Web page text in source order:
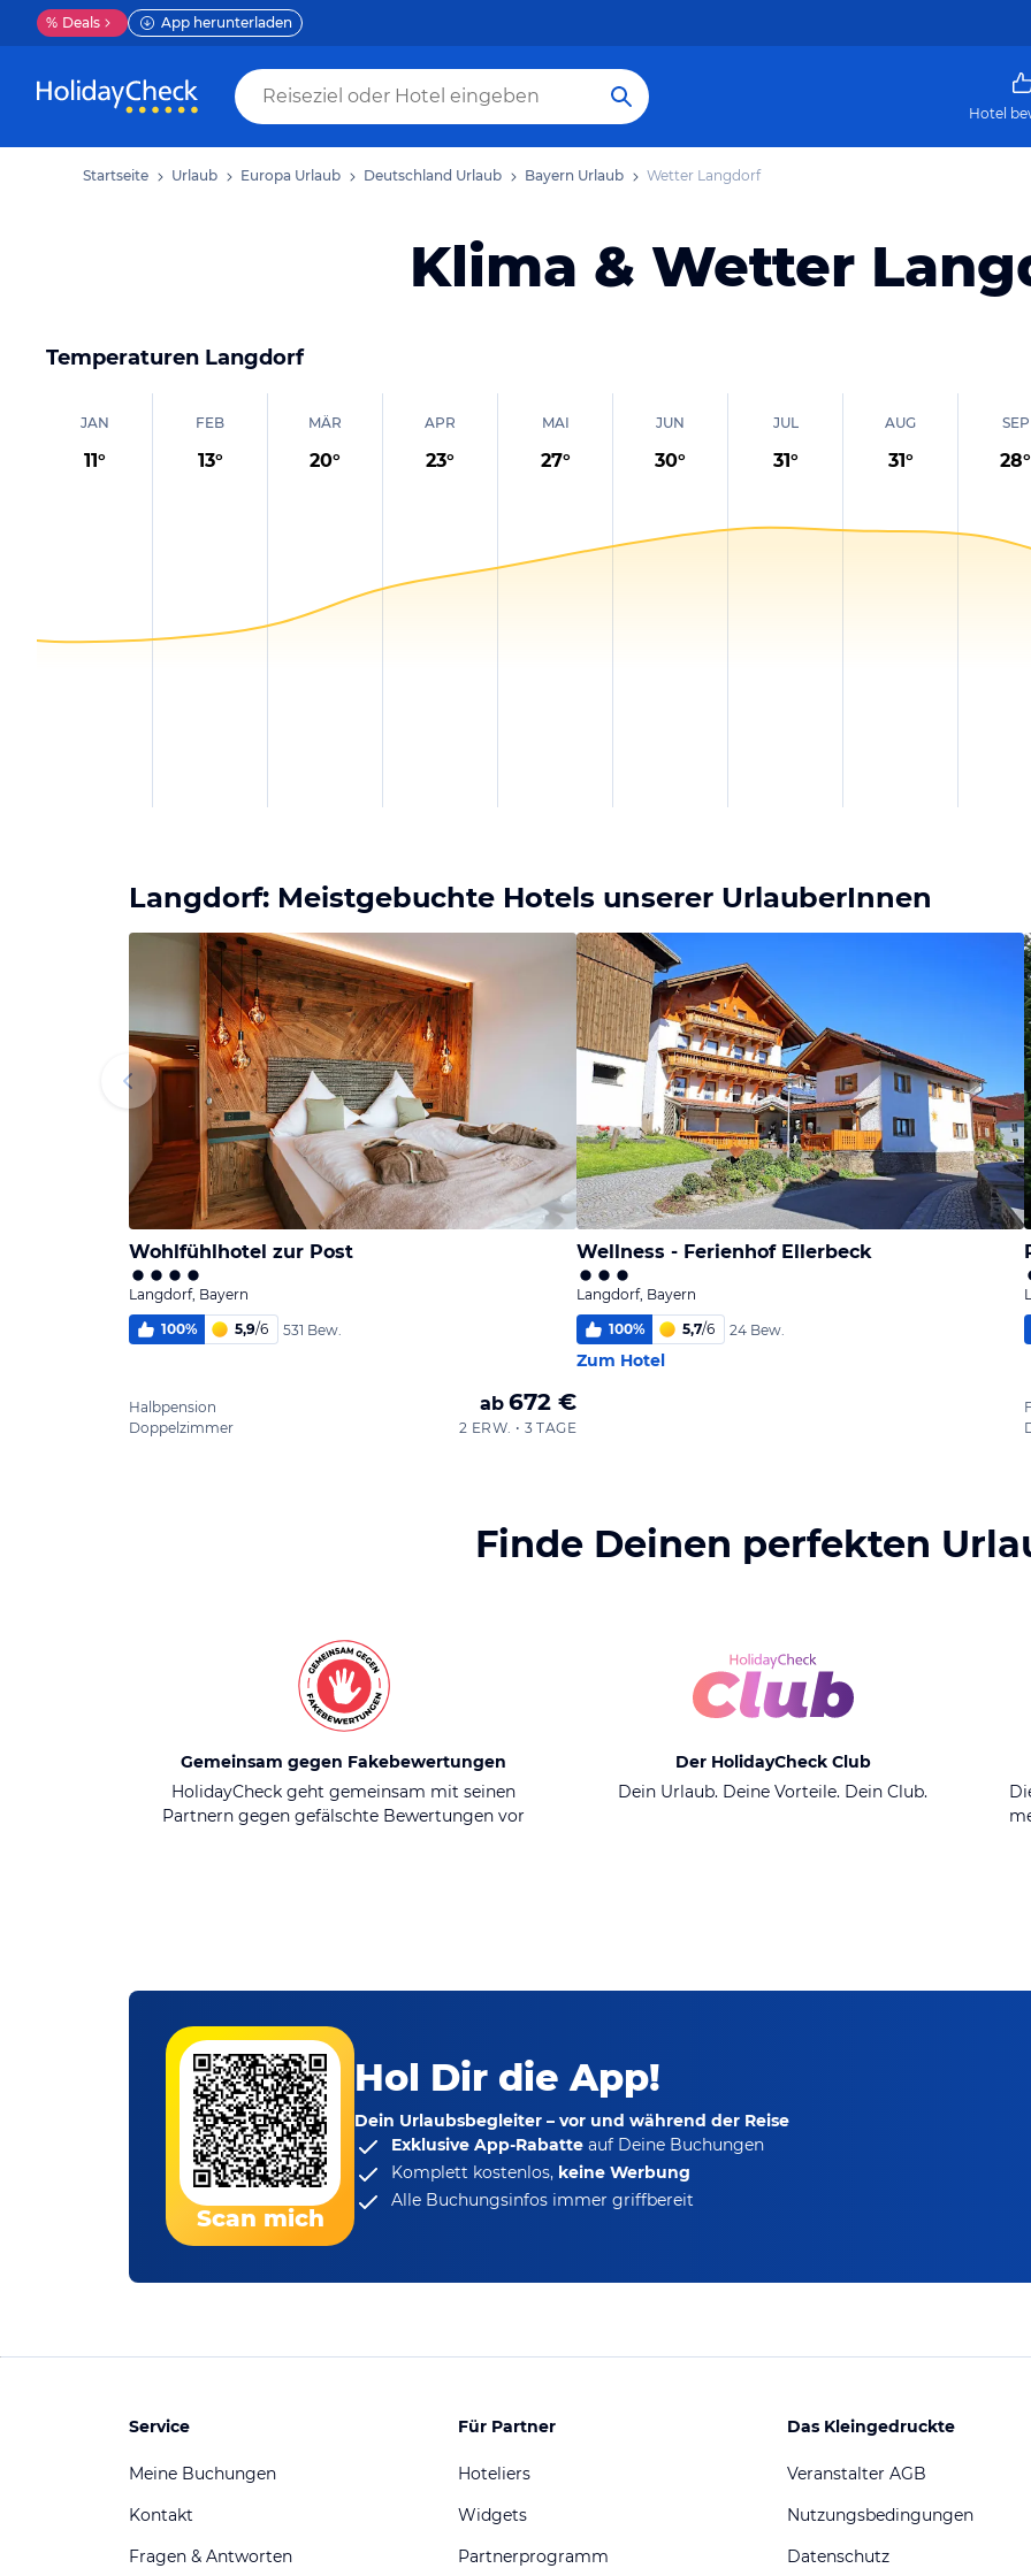
% Deals App herunterladen
Hotel
Startseite Urlaub Europa Urlaub Deutschland Urlaub Bayern Urlaub Wetter Langdorf
Klima & Wetter
Temperaturen Langdorf
JAN
11°
FEB
13°
MÄR
20°
APR
23°
MAI
27°
JUN
30°
JUL
31°
AUG
31°
SEP
28°
Langdorf: Meistgebuchte Hotels unserer UrlauberInnen
Wohlfühlhotel zur Post
Langdorf, Bayern
100% 5,9/6 531 Bew.
Halbpension
Doppelzimmer
ab 672 €
2 ERW. • 3 TAGE
Wellness - Ferienhof Ellerbeck
Langdorf, Bayern
100% 5,7/6 24 Bew.
Zum Hotel
Finde Deinen perfekten
Gemeinsam gegen Fakebewertungen
HolidayCheck geht gemeinsam mit seinen
Partnern gegen gefälschte Bewertungen vor
Der HolidayCheck Club
Dein Urlaub. Deine Vorteile. Dein Club.
Scan mich
Hol Dir die App!
Dein Urlaubsbegleiter – vor und während der Reise
Exklusive App-Rabatte auf Deine Buchungen
Komplett kostenlos, keine Werbung
Alle Buchungsinfos immer griffbereit
Service
Meine Buchungen
Kontakt
Fragen & Antworten
Für Partner
Hoteliers
Widgets
Partnerprogramm
Das Kleingedruckte
Veranstalter AGB
Nutzungsbedingungen
Datenschutz